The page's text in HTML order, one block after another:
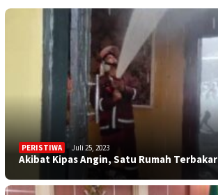
PERISTIWA Juli 25, 2023
Akibat Kipas Angin, Satu Rumah Terbakar